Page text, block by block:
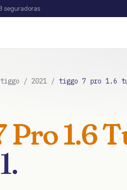
seguradoras
tiggo / 2021 / tiggo 7 pro 1.6
Pro 1.6
.